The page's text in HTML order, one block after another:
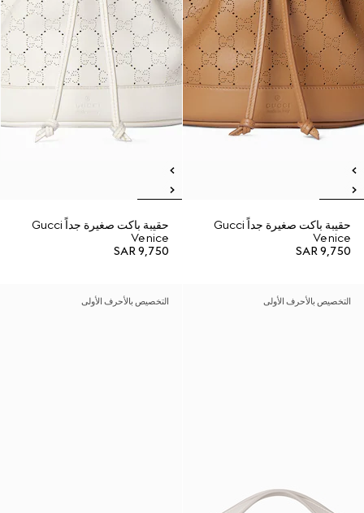
حقيبة باكت صغيرة جداً Gucci
Venice
SAR 9,750
حقيبة باكت صغيرة جداً Gucci
Venice
SAR 9,750
التخصيص بالأحرف الأولى التخصيص بالأحرف الأولى